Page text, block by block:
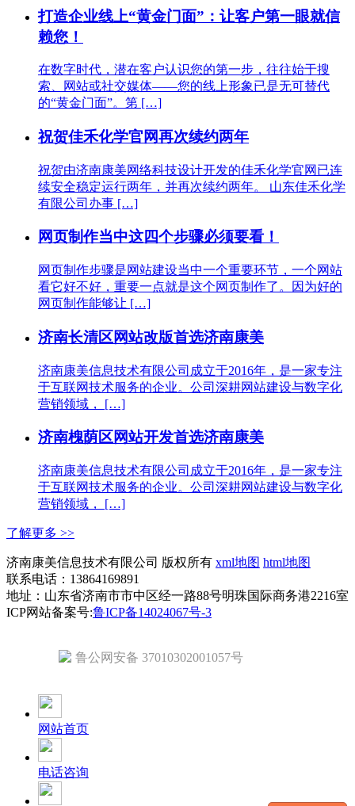
打造企业线上“黄金门面”：让客户第一眼就信
赖您！
在数字时代，潜在客户认识您的第一步，往往始于搜
索、网站或社交媒体——您的线上形象已是无可替代
的“黄金门面”。第 […]
祝贺佳禾化学官网再次续约两年
祝贺由济南康美网络科技设计开发的佳禾化学官网已连
续安全稳定运行两年，并再次续约两年。 山东佳禾化学
有限公司办事 […]
网页制作当中这四个步骤必须要看！
网页制作步骤是网站建设当中一个重要环节，一个网站
看它好不好，重要一点就是这个网页制作了。因为好的
网页制作能够让 […]
济南长清区网站改版首选济南康美
济南康美信息技术有限公司成立于2016年，是一家专注
于互联网技术服务的企业。公司深耕网站建设与数字化
营销领域， […]
济南槐荫区网站开发首选济南康美
济南康美信息技术有限公司成立于2016年，是一家专注
于互联网技术服务的企业。公司深耕网站建设与数字化
营销领域， […]
了解更多 >>
济南康美信息技术有限公司 版权所有 xml地图 html地图
联系电话：13864169891
地址：山东省济南市市中区经一路88号明珠国际商务港2216室
ICP网站备案号:鲁ICP备14024067号-3
鲁公网安备 37010302001057号
网站首页
电话咨询